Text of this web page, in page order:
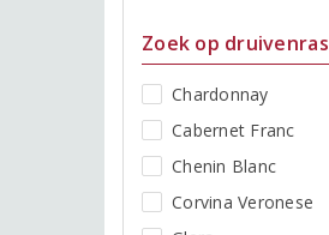
Zoek op druivenras
Chardonnay
Cabernet Franc
Chenin Blanc
Corvina Veronese